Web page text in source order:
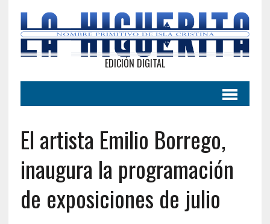
EDICIÓN DIGITAL
El artista Emilio Borrego,
inaugura la programación
de exposiciones de julio